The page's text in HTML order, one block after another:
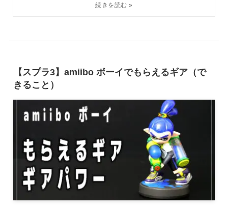
【スプラ3】amiibo ボーイでもらえるギア（で
きること）